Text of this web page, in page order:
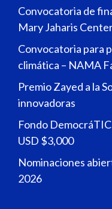
Convocatoria de
Mary Jaharis
Convocatoria para
climática – NAMA
Premio Zayed a la
innovadoras
Fondo
USD $3,000
Nominaciones
2026